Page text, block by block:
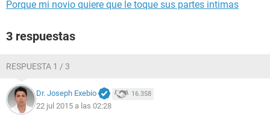
Porque mi novio quiere que le toque sus partes intimas
3 respuestas
RESPUESTA 1 / 3
Dr. Joseph Exebio 16.358
22 jul 2015 a las 02:28